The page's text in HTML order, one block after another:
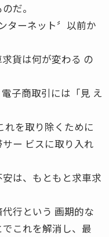
だ。
ターネット〞以前か
貨は何が変わる の
子商取引には「見 え
れを取り除くために
ー ビスに取り入れ
は、もともと求車求
行という 画期的な
これを解消し、最